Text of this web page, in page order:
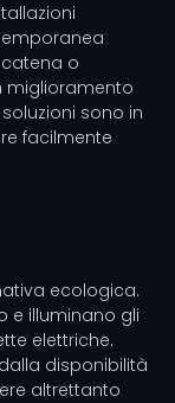
o
miglioramento
sono in
facilmente
ecologica.
e illuminano gli
elettriche.
disponibilità
altrettanto